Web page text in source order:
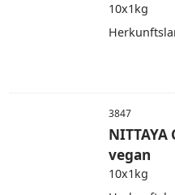
10x1kg
3847
vegan
10x1kg